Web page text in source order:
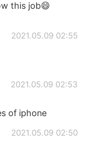
this job😄
2021.05.09 02:55
2021.05.09 02:53
of iphone
2021.05.09 02:50